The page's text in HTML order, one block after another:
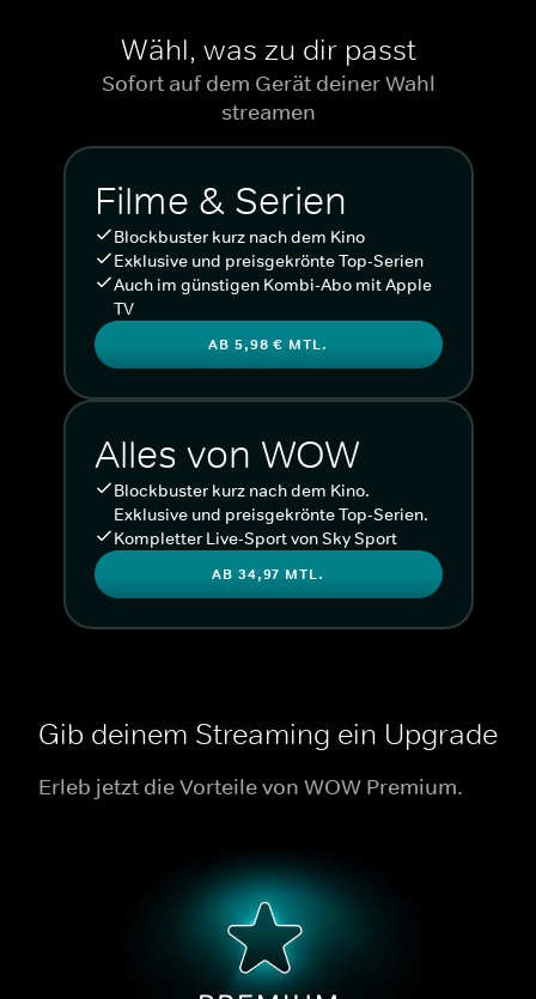
Wähl, was zu dir passt
Sofort auf dem Gerät deiner Wahl
streamen
Filme & Serien
Blockbuster kurz nach dem Kino
Exklusive und preisgekrönte Top-Serien
Auch im günstigen Kombi-Abo mit Apple
TV
AB 5,98 € MTL.
Alles von WOW
Blockbuster kurz nach dem Kino.
Exklusive und preisgekrönte Top-Serien.
Kompletter Live-Sport von Sky Sport
AB 34,97 MTL.
Gib deinem Streaming ein Upgrade
Erleb jetzt die Vorteile von WOW Premium.